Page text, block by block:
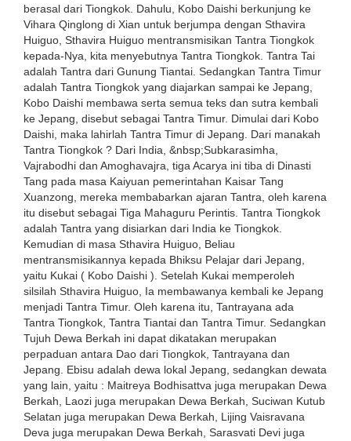
berasal dari Tiongkok. Dahulu, Kobo Daishi berkunjung ke
Vihara Qinglong di Xian untuk berjumpa dengan Sthavira
Huiguo, Sthavira Huiguo mentransmisikan Tantra Tiongkok
kepada-Nya, kita menyebutnya Tantra Tiongkok. Tantra Tai
adalah Tantra dari Gunung Tiantai. Sedangkan Tantra Timur
adalah Tantra Tiongkok yang diajarkan sampai ke Jepang,
Kobo Daishi membawa serta semua teks dan sutra kembali
ke Jepang, disebut sebagai Tantra Timur. Dimulai dari Kobo
Daishi, maka lahirlah Tantra Timur di Jepang. Dari manakah
Tantra Tiongkok ? Dari India, &nbsp;Subkarasimha,
Vajrabodhi dan Amoghavajra, tiga Acarya ini tiba di Dinasti
Tang pada masa Kaiyuan pemerintahan Kaisar Tang
Xuanzong, mereka membabarkan ajaran Tantra, oleh karena
itu disebut sebagai Tiga Mahaguru Perintis. Tantra Tiongkok
adalah Tantra yang disiarkan dari India ke Tiongkok.
Kemudian di masa Sthavira Huiguo, Beliau
mentransmisikannya kepada Bhiksu Pelajar dari Jepang,
yaitu Kukai ( Kobo Daishi ). Setelah Kukai memperoleh
silsilah Sthavira Huiguo, Ia membawanya kembali ke Jepang
menjadi Tantra Timur. Oleh karena itu, Tantrayana ada
Tantra Tiongkok, Tantra Tiantai dan Tantra Timur. Sedangkan
Tujuh Dewa Berkah ini dapat dikatakan merupakan
perpaduan antara Dao dari Tiongkok, Tantrayana dan
Jepang. Ebisu adalah dewa lokal Jepang, sedangkan dewata
yang lain, yaitu : Maitreya Bodhisattva juga merupakan Dewa
Berkah, Laozi juga merupakan Dewa Berkah, Suciwan Kutub
Selatan juga merupakan Dewa Berkah, Lijing Vaisravana
Deva juga merupakan Dewa Berkah, Sarasvati Devi juga